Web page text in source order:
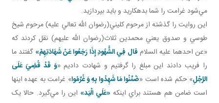
مي‌شود غرامت را شما بدهکاريد و بايد بپردازيد.
اين روايت را گذشته از مرحوم کليني(رضوان الله تعالي عليه) مرحوم شيخ
طوسي و صدوق يعني محمدين ثلاث(رضوان الله عليهم) نقل کردند که
«عن احدهما عليه السلام قال فِي الشُّهُودِ إِذَا رَجَعُوا عَنْ شَهَادَتِهِمْ» گفتند ما
را فريب دادند اين مبلغ را گرفتيم و شهادت داديم «وَ قَدْ قُضِيَ عَلَى
الرَّجُلِ» حکم شده است «ضُمِّنُوا مَا شَهِدُوا بِهِ وَ غُرِّمُوا» غرامت به عهده اينها
است ضامن هم هستند براي اينکه «عَلَي الْيَد» اين را مي‌گيرد. حالا يک